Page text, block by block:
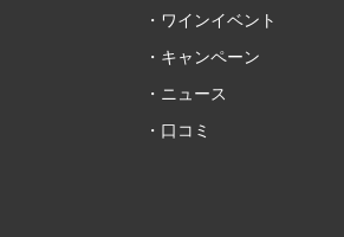
ワインイベント
キャンペーン
ニュース
口コミ